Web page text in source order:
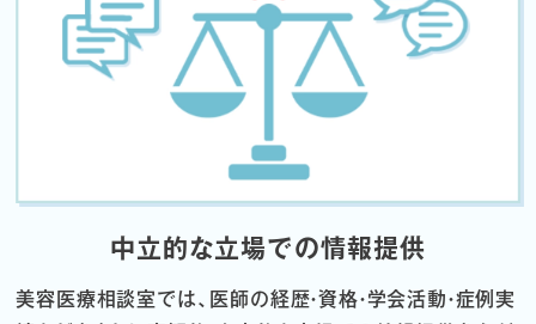
中立的な立場での情報提供
美容医療相談室では、医師の経歴・資格・学会活動・症例実